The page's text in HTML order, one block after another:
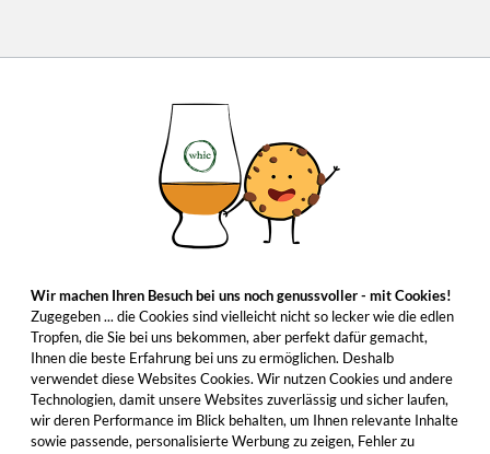
Wir machen Ihren Besuch bei uns noch genussvoller - mit Cookies!
Zugegeben ... die Cookies sind vielleicht nicht so lecker wie die edlen
Tropfen, die Sie bei uns bekommen, aber perfekt dafür gemacht,
Ihnen die beste Erfahrung bei uns zu ermöglichen. Deshalb
verwendet diese Websites Cookies. Wir nutzen Cookies und andere
Technologien, damit unsere Websites zuverlässig und sicher laufen,
wir deren Performance im Blick behalten, um Ihnen relevante Inhalte
sowie passende, personalisierte Werbung zu zeigen, Fehler zu